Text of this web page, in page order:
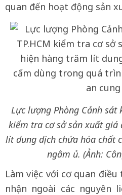
quan đến hoạt động sản
Lực lượng Phòng Cảnh sát
kiểm tra cơ sở sản xuất
lít dung dịch chứa hóa chất
ngâm ủ. (Ảnh:
Làm việc với cơ quan
nhận ngoài các nguyên